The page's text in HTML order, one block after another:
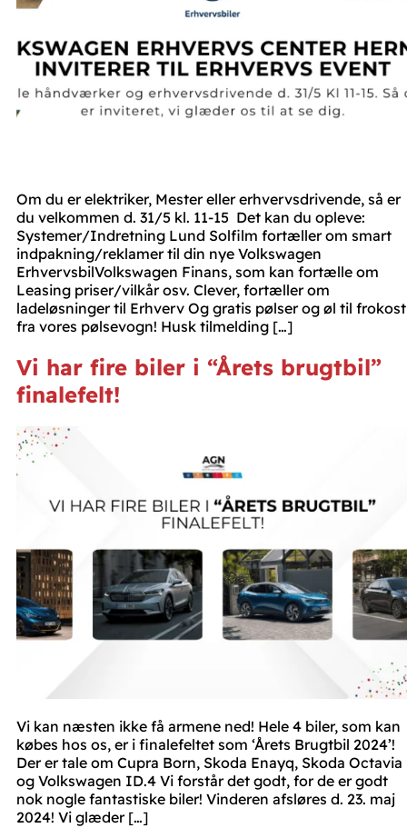
Om du er elektriker, Mester eller erhvervsdrivende, så er
du velkommen d. 31/5 kl. 11-15 Det kan du opleve:
Systemer/Indretning Lund Solfilm fortæller om smart
indpakning/reklamer til din nye Volkswagen
ErhvervsbilVolkswagen Finans, som kan fortælle om
Leasing priser/vilkår osv. Clever, fortæller om
ladeløsninger til Erhverv Og gratis pølser og øl til frokost
fra vores pølsevogn! Husk tilmelding […]
Vi har fire biler i “Årets brugtbil”
finalefelt!
Vi kan næsten ikke få armene ned! Hele 4 biler, som kan
købes hos os, er i finalefeltet som ‘Årets Brugtbil 2024’!
Der er tale om Cupra Born, Skoda Enayq, Skoda Octavia
og Volkswagen ID.4 Vi forstår det godt, for de er godt
nok nogle fantastiske biler! Vinderen afsløres d. 23. maj
2024! Vi glæder […]